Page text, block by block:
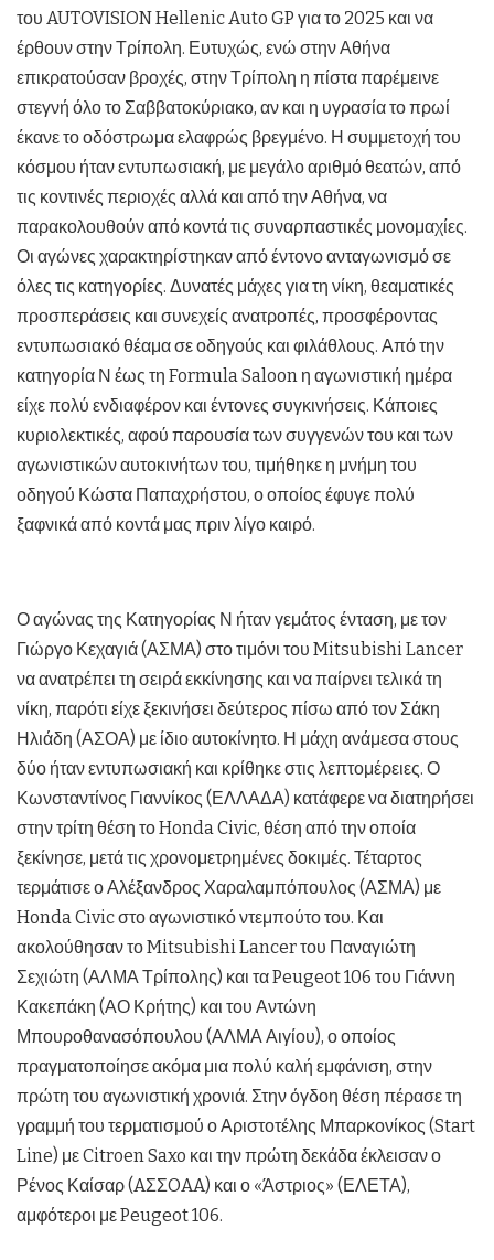
του AUTOVISION Hellenic Auto GP για το 2025 και να
έρθουν στην Τρίπολη. Ευτυχώς, ενώ στην Αθήνα
επικρατούσαν βροχές, στην Τρίπολη η πίστα παρέμεινε
στεγνή όλο το Σαββατοκύριακο, αν και η υγρασία το πρωί
έκανε το οδόστρωμα ελαφρώς βρεγμένο. Η συμμετοχή του
κόσμου ήταν εντυπωσιακή, με μεγάλο αριθμό θεατών, από
τις κοντινές περιοχές αλλά και από την Αθήνα, να
παρακολουθούν από κοντά τις συναρπαστικές μονομαχίες.
Οι αγώνες χαρακτηρίστηκαν από έντονο ανταγωνισμό σε
όλες τις κατηγορίες. Δυνατές μάχες για τη νίκη, θεαματικές
προσπεράσεις και συνεχείς ανατροπές, προσφέροντας
εντυπωσιακό θέαμα σε οδηγούς και φιλάθλους. Από την
κατηγορία Ν έως τη Formula Saloon η αγωνιστική ημέρα
είχε πολύ ενδιαφέρον και έντονες συγκινήσεις. Κάποιες
κυριολεκτικές, αφού παρουσία των συγγενών του και των
αγωνιστικών αυτοκινήτων του, τιμήθηκε η μνήμη του
οδηγού Κώστα Παπαχρήστου, ο οποίος έφυγε πολύ
ξαφνικά από κοντά μας πριν λίγο καιρό.
Ο αγώνας της Κατηγορίας Ν ήταν γεμάτος ένταση, με τον
Γιώργο Κεχαγιά (ΑΣΜΑ) στο τιμόνι του Mitsubishi Lancer
να ανατρέπει τη σειρά εκκίνησης και να παίρνει τελικά τη
νίκη, παρότι είχε ξεκινήσει δεύτερος πίσω από τον Σάκη
Ηλιάδη (ΑΣΟΑ) με ίδιο αυτοκίνητο. Η μάχη ανάμεσα στους
δύο ήταν εντυπωσιακή και κρίθηκε στις λεπτομέρειες. Ο
Κωνσταντίνος Γιαννίκος (ΕΛΛΑΔΑ) κατάφερε να διατηρήσει
στην τρίτη θέση το Honda Civic, θέση από την οποία
ξεκίνησε, μετά τις χρονομετρημένες δοκιμές. Τέταρτος
τερμάτισε ο Αλέξανδρος Χαραλαμπόπουλος (ΑΣΜΑ) με
Honda Civic στο αγωνιστικό ντεμπούτο του. Και
ακολούθησαν το Mitsubishi Lancer του Παναγιώτη
Σεχιώτη (ΑΛΜΑ Τρίπολης) και τα Peugeot 106 του Γιάννη
Κακεπάκη (ΑΟ Κρήτης) και του Αντώνη
Μπουροθανασόπουλου (ΑΛΜΑ Αιγίου), ο οποίος
πραγματοποίησε ακόμα μια πολύ καλή εμφάνιση, στην
πρώτη του αγωνιστική χρονιά. Στην όγδοη θέση πέρασε τη
γραμμή του τερματισμού ο Αριστοτέλης Μπαρκονίκος (Start
Line) με Citroen Saxo και την πρώτη δεκάδα έκλεισαν ο
Ρένος Καίσαρ (AΣΣOAA) και ο «Άστριος» (ΕΛΕΤΑ),
αμφότεροι με Peugeot 106.